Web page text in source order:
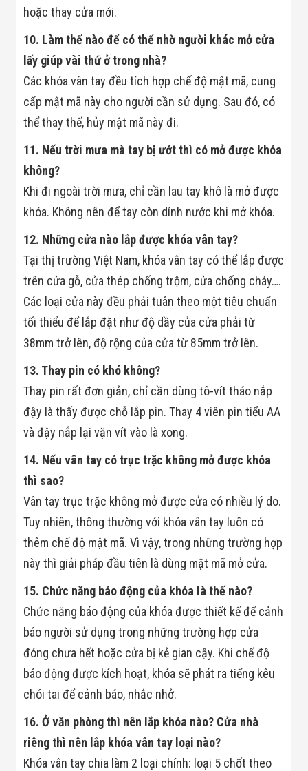
hoặc thay cửa mới.
10. Làm thế nào để có thể nhờ người khác mở cửa
lấy giúp vài thứ ở trong nhà?
Các khóa vân tay đều tích hợp chế độ mật mã, cung
cấp mật mã này cho người cần sử dụng. Sau đó, có
thể thay thế, hủy mật mã này đi.
11. Nếu trời mưa mà tay bị ướt thì có mở được khóa
không?
Khi đi ngoài trời mưa, chỉ cần lau tay khô là mở được
khóa. Không nên để tay còn dính nước khi mở khóa.
12. Những cửa nào lắp được khóa vân tay?
Tại thị trường Việt Nam, khóa vân tay có thể lắp được
trên cửa gỗ, cửa thép chống trộm, cửa chống cháy….
Các loại cửa này đều phải tuân theo một tiêu chuẩn
tối thiểu để lắp đặt như độ dầy của cửa phải từ
38mm trở lên, độ rộng của cửa từ 85mm trở lên.
13. Thay pin có khó không?
Thay pin rất đơn giản, chỉ cần dùng tô-vít tháo nắp
đậy là thấy được chỗ lắp pin. Thay 4 viên pin tiểu AA
và đậy nắp lại vặn vít vào là xong.
14. Nếu vân tay có trục trặc không mở được khóa
thì sao?
Vân tay trục trặc không mở được cửa có nhiều lý do.
Tuy nhiên, thông thường với khóa vân tay luôn có
thêm chế độ mật mã. Vì vậy, trong những trường hợp
này thì giải pháp đầu tiên là dùng mật mã mở cửa.
15. Chức năng báo động của khóa là thế nào?
Chức năng báo động của khóa được thiết kế để cảnh
báo người sử dụng trong những trường hợp cửa
đóng chưa hết hoặc cửa bị kẻ gian cậy. Khi chế độ
báo động được kích hoạt, khóa sẽ phát ra tiếng kêu
chói tai để cảnh báo, nhắc nhở.
16. Ở văn phòng thì nên lắp khóa nào? Cửa nhà
riêng thì nên lắp khóa vân tay loại nào?
Khóa vân tay chia làm 2 loại chính: loại 5 chốt theo